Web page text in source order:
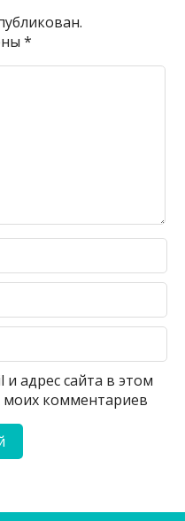
*
адрес сайта в этом
моих комментариев